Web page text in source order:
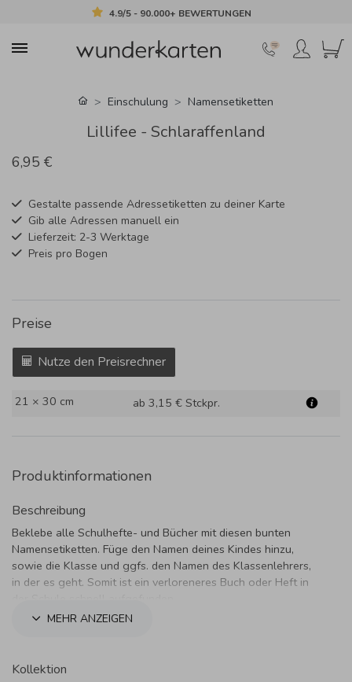
4.9/5 - 90.000+ BEWERTUNGEN
Einschulung Namensetiketten
Lillifee - Schlaraffenland
6,95 €
Gestalte passende Adressetiketten zu deiner Karte
Gib alle Adressen manuell ein
Lieferzeit: 2-3 Werktage
Preis pro Bogen
Preise
Nutze den Preisrechner
21 × 30 cm ab 3,15 € Stckpr.
Produktinformationen
Beschreibung
Beklebe alle Schulhefte- und Bücher mit diesen bunten
Namensetiketten. Füge den Namen deines Kindes hinzu,
sowie die Klasse und ggfs. den Namen des Klassenlehrers,
in der es geht. Somit ist ein verloreneres Buch oder Heft in
MEHR ANZEIGEN
Kollektion